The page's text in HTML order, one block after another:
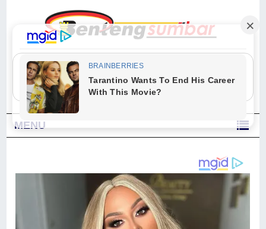
"Sesungguhnya Allah dan para malaikat-Nya berselawat untuk Nabi.
Wahai orang-orang yang beriman, berselawatlah kamu untuk Nabi dan
ucapkanlah salam dengan penuh penghormatan kepadanya." (Qs. Al
Ahzab Ayat 56)
MENU